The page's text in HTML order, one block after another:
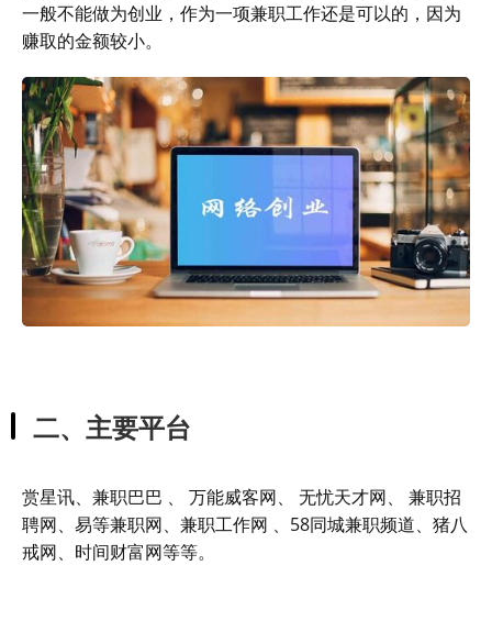
一般不能做为创业，作为一项兼职工作还是可以的，因为
赚取的金额较小。
二、主要平台
赏星讯、兼职巴巴 、 万能威客网、 无忧天才网、 兼职招
聘网、易等兼职网、兼职工作网 、58同城兼职频道、猪八
戒网、时间财富网等等。